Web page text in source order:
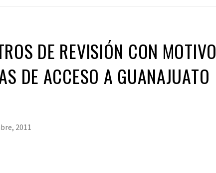
DE REVISIÓN CON MOTIVO
DE ACCESO A GUANAJUATO
2011